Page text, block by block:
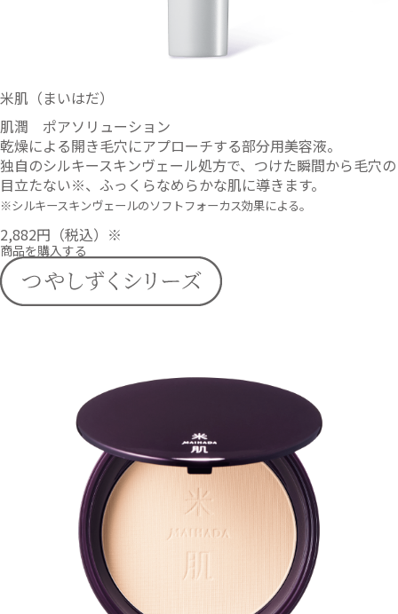
米肌（まいはだ）
肌潤 ポアソリューション
乾燥による開き毛穴にアプローチする部分用美容液。
独自のシルキースキンヴェール処方で、つけた瞬間から毛穴の
目立たない※、ふっくらなめらかな肌に導きます。
※シルキースキンヴェールのソフトフォーカス効果による。
2,882円 （税込）※
商品を購入する